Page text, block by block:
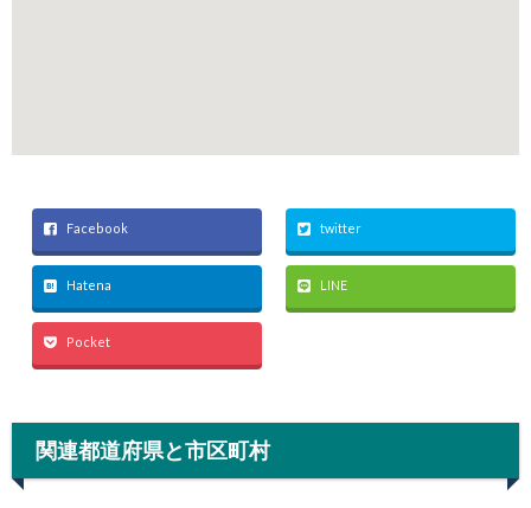
Facebook twitter
Hatena LINE
Pocket
関連都道府県と市区町村